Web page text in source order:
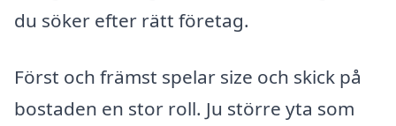
du söker efter rätt företag.
Först och främst spelar size och skick på
bostaden en stor roll. Ju större yta som